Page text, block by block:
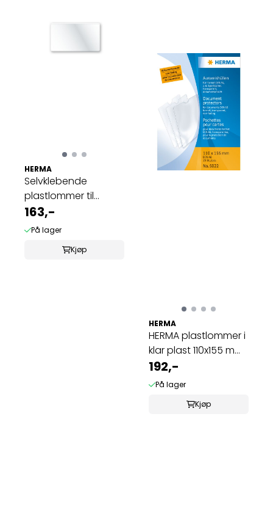
HERMA
Selvklebende
plastlommer til
visittkort, 95 x 60 ...
163,-
På lager
Kjøp
HERMA
HERMA plastlommer i
klar plast 110x155 mm,
A6 (25 ...
192,-
På lager
Kjøp